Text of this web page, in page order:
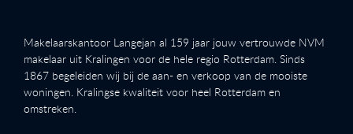
Makelaarskantoor Langejan al 159 jaar jouw vertrouwde NVM
makelaar uit Kralingen voor de hele regio Rotterdam. Sinds
1867 begeleiden wij bij de aan- en verkoop van de mooiste
woningen. Kralingse kwaliteit voor heel Rotterdam en
omstreken.